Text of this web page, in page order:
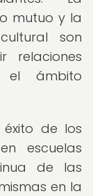
mutuo y la
son
relaciones
el ámbito
de los
escuelas
de las
en la